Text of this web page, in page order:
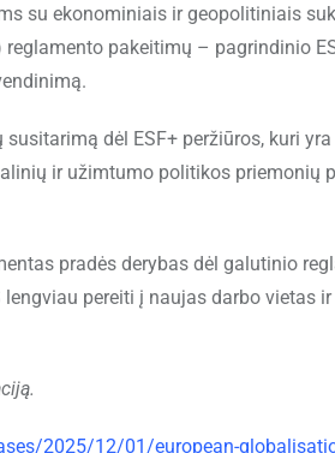
su ekonominiais ir geopolitiniais
pakeitimų – pagrindinio
dėl ESF+ peržiūros, kuri
ir užimtumo politikos priemonių
pradės derybas dėl galutinio
pereiti į naujas darbo vietas
2025/12/01/european-